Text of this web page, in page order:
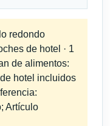
redondo
de hotel · 1
de alimentos:
hotel incluidos
Artículo